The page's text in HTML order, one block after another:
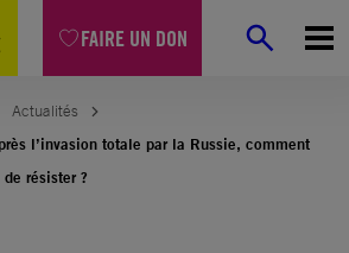
FAIRE UN DON
Actualités
l’invasion totale par la Russie, comment
résister ?